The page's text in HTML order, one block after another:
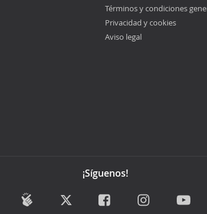
Términos y condiciones
Privacidad y cookies
Aviso legal
¡Síguenos!